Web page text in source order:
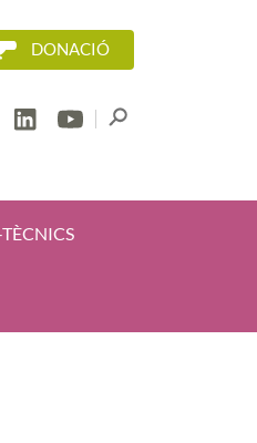
DONACIÓ